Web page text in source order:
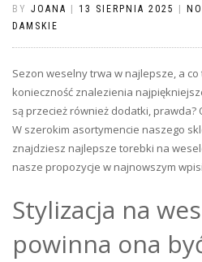
BY JOANA 13 SIERPNIA 2025
DAMSKIE
Sezon weselny trwa w najlepsze, a co
konieczność znalezienia
są przecież również dodatki, prawda?
W szerokim asortymencie naszego
znajdziesz najlepsze torebki na
nasze propozycje w najnowszym
Stylizacja na
powinna ona